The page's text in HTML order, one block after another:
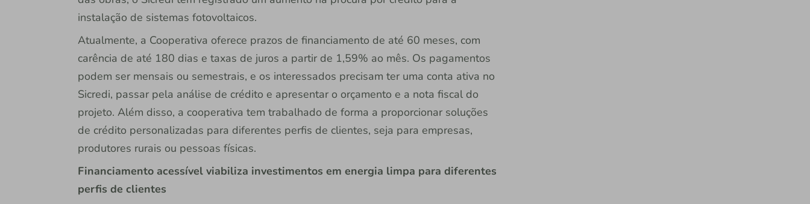
instalação de sistemas fotovoltaicos.
Atualmente, a Cooperativa oferece prazos de financiamento de até 60 meses, com
carência de até 180 dias e taxas de juros a partir de 1,59% ao mês. Os pagamentos
podem ser mensais ou semestrais, e os interessados precisam ter uma conta ativa no
Sicredi, passar pela análise de crédito e apresentar o orçamento e a nota fiscal do
projeto. Além disso, a cooperativa tem trabalhado de forma a proporcionar soluções
de crédito personalizadas para diferentes perfis de clientes, seja para empresas,
produtores rurais ou pessoas físicas.
Financiamento acessível viabiliza investimentos em energia limpa para diferentes
perfis de clientes